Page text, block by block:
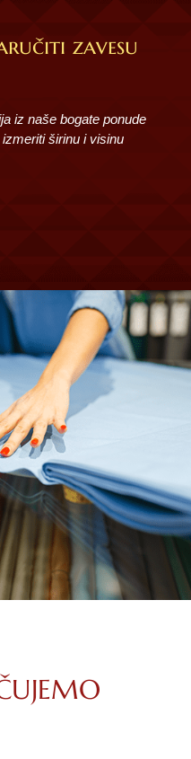
zavesu
iz naše bogate ponude
širinu i visinu